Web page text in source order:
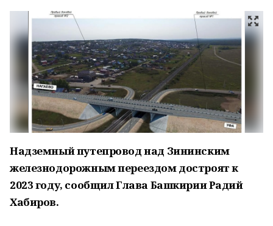
Надземный путепровод над Зининским
железнодорожным переездом достроят к
2023 году, сообщил Глава Башкирии Радий
Хабиров.